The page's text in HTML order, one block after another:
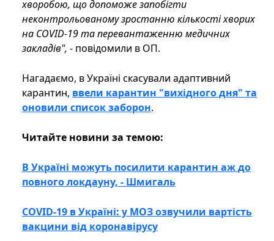
хворобою, що допоможе запобігти
неконтрольованому зростанню кількості хворих
на COVID-19 та перевантаженню медичних
закладів", - повідомили в ОП.
Нагадаємо, в Україні скасували адаптивний
карантин, ввели карантин "вихідного дня" та
оновили список заборон.
Читайте новини за темою:
В Україні можуть посилити карантин аж до
повного локдауну, - Шмигаль
COVID-19 в Україні: у МОЗ озвучили вартість
вакцини від коронавірусу